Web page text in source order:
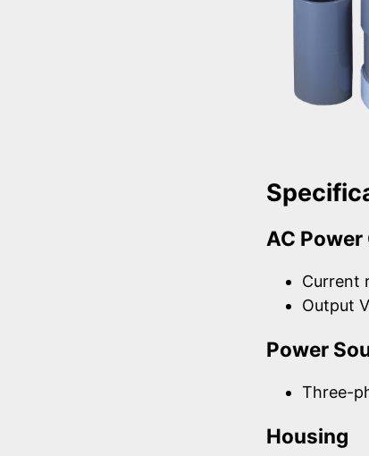
AC
Current
Output
Power
Three-
Housing